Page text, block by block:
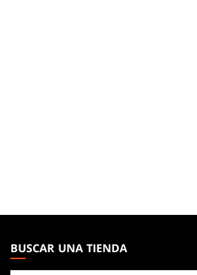
THE
GATHERING
BUSCAR UNA TIENDA